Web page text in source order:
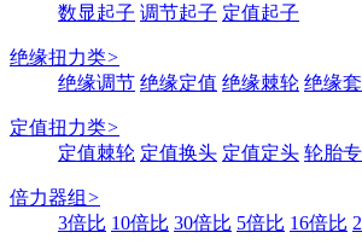
数显起子 调节起子 定值起子
绝缘扭力类>
绝缘调节 绝缘定值 绝缘棘轮 绝缘
定值扭力类>
定值棘轮 定值换头 定值定头 轮胎
倍力器组 >
3倍比 10倍比 30倍比 5倍比 16倍比